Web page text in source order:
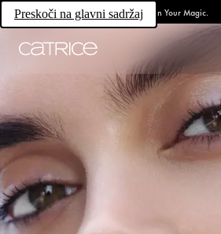
Preskoči na glavni sadržaj Own Your Magic.